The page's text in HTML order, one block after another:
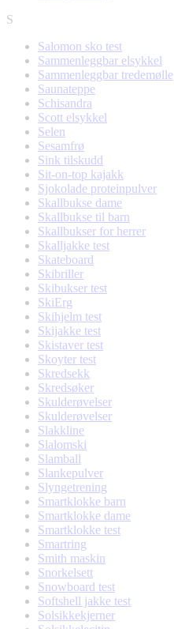
S
Salomon sko test
Sammenleggbar elsykkel
Sammenleggbar tredemølle
Saunateppe
Schisandra
Scott elsykkel
Selen
Sesamfrø
Sink tilskudd
Sit-on-top kajakk
Sjokolade proteinpulver
Skallbukse dame
Skallbukse til barn
Skallbukser for herrer
Skalljakke test
Skateboard
Skibriller
Skibukser test
SkiErg
Skihjelm test
Skijakke test
Skistaver test
Skoyter test
Skredsekk
Skredsøker
Skulderøvelser
Skulderøvelser
Slakkline
Slalomski
Slamball
Slankepulver
Slyngetrening
Smartklokke barn
Smartklokke dame
Smartklokke test
Smartring
Smith maskin
Snorkelsett
Snowboard test
Softshell jakke test
Solsikkekjerner